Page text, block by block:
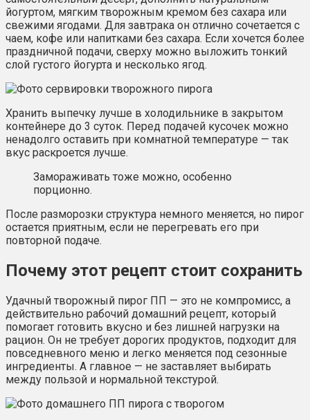
йогуртом, мягким творожным кремом без сахара или
свежими ягодами. Для завтрака он отлично сочетается с
чаем, кофе или напитками без сахара. Если хочется более
праздничной подачи, сверху можно выложить тонкий
слой густого йогурта и несколько ягод.
Хранить выпечку лучше в холодильнике в закрытом
контейнере до 3 суток. Перед подачей кусочек можно
ненадолго оставить при комнатной температуре — так
вкус раскроется лучше.
Замораживать тоже можно, особенно
порционно.
После разморозки структура немного меняется, но пирог
остается приятным, если не перегревать его при
повторной подаче.
Почему этот рецепт стоит сохранить
Удачный творожный пирог ПП — это не компромисс, а
действительно рабочий домашний рецепт, который
помогает готовить вкусно и без лишней нагрузки на
рацион. Он не требует дорогих продуктов, подходит для
повседневного меню и легко меняется под сезонные
ингредиенты. А главное — не заставляет выбирать
между пользой и нормальной текстурой.